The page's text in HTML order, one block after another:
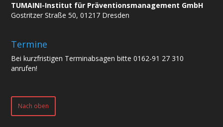
TUMAINI-Institut für Präventionsmanagement GmbH
Gostritzer Straße 50, 01217 Dresden
Termine
Bei kurzfristigen Terminabsagen bitte 0162-91 27 310
anrufen!
Nach oben